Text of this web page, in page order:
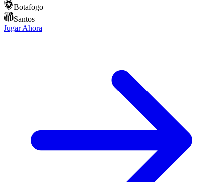
Botafogo
Santos
Jugar Ahora